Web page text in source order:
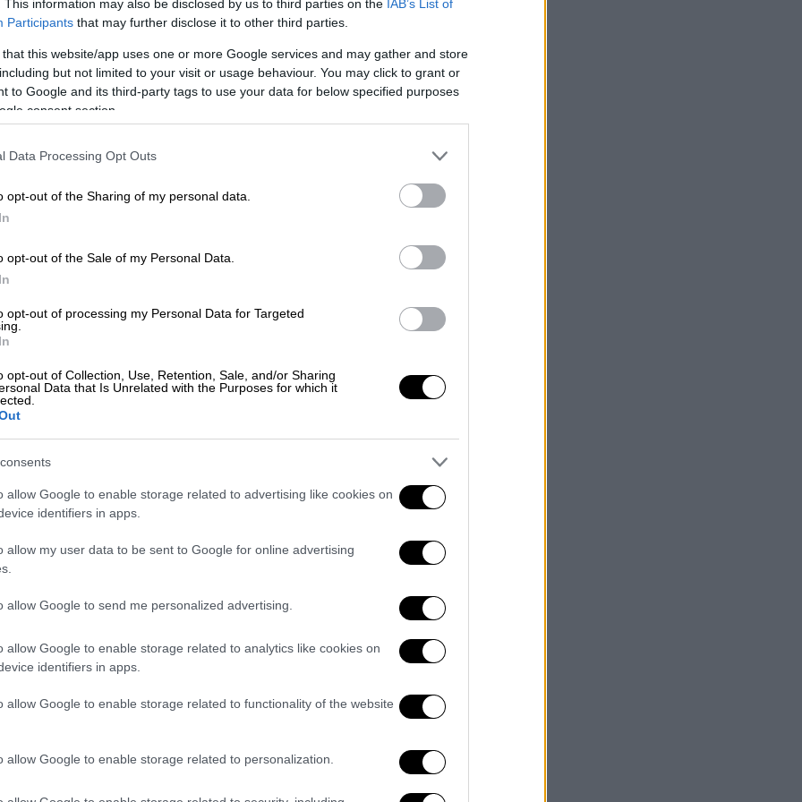
This information may also be disclosed by us to third parties on the IAB’s List of
Participants that may further disclose it to other third parties.
that this website/app uses one or more Google services and may gather and store
but not limited to your visit or usage behaviour. You may click to grant or
to Google and its third-party tags to use your data for below specified purposes
consent section.
Data Processing Opt Outs
opt-out of the Sharing of my personal data.
opt-out of the Sale of my Personal Data.
opt-out of processing my Personal Data for Targeted
opt-out of Collection, Use, Retention, Sale, and/or Sharing
Data that Is Unrelated with the Purposes for which it
allow Google to enable storage related to advertising like cookies on
identifiers in apps.
allow my user data to be sent to Google for online advertising
allow Google to send me personalized advertising.
allow Google to enable storage related to analytics like cookies on
identifiers in apps.
allow Google to enable storage related to functionality of the website
allow Google to enable storage related to personalization.
όταν θα έχουν ολοκληρωθεί τα έργα
του φωτισμού μέσα σε σήραγγες
και ο Προαστιακός
τους εργαζόμενουςστον
όπως είπε «υπερέβαλαν εαυτούς έτσι
δύσκολη συνθήκη να αναβαθμίσουμε το
να αισθανθούν εμπιστοσύνη και να
προβλεπόμενα έργα, να έχουμε ένα
στις απαιτήσεις των πολιτών και των
ζητήματατα οποία «οφείλουμε όλοι να
αυτά».
ζήτημα του δυστυχήματος έτσι ώστε
υπάρχουν. «Η
τα αποτελέσματα της».
σύμφωνα με τον προγραμματισμό μας,
αμαξοστοιχίες καθώς και ο
και την Χαλκίδα.
αμαξοστοιχίας για τη
τις επιβατικές αμαξοστοιχίες οι
και Καλαμπάκα.
του Κιάτου».